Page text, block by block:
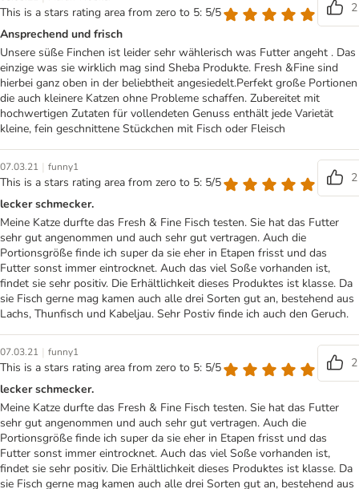
This is a stars rating area from zero to 5: 5/5
2
Ansprechend und frisch
Unsere süße Finchen ist leider sehr wählerisch was Futter angeht . Das
einzige was sie wirklich mag sind Sheba Produkte. Fresh &Fine sind
hierbei ganz oben in der beliebtheit angesiedelt.Perfekt große Portionen
die auch kleinere Katzen ohne Probleme schaffen. Zubereitet mit
hochwertigen Zutaten für vollendeten Genuss enthält jede Varietät
kleine, fein geschnittene Stückchen mit Fisch oder Fleisch
07.03.21 | funny1
This is a stars rating area from zero to 5: 5/5
2
lecker schmecker.
Meine Katze durfte das Fresh & Fine Fisch testen. Sie hat das Futter
sehr gut angenommen und auch sehr gut vertragen. Auch die
Portionsgröße finde ich super da sie eher in Etapen frisst und das
Futter sonst immer eintrocknet. Auch das viel Soße vorhanden ist,
findet sie sehr positiv. Die Erhältlichkeit dieses Produktes ist klasse. Da
sie Fisch gerne mag kamen auch alle drei Sorten gut an, bestehend aus
Lachs, Thunfisch und Kabeljau. Sehr Postiv finde ich auch den Geruch.
07.03.21 | funny1
This is a stars rating area from zero to 5: 5/5
2
lecker schmecker.
Meine Katze durfte das Fresh & Fine Fisch testen. Sie hat das Futter
sehr gut angenommen und auch sehr gut vertragen. Auch die
Portionsgröße finde ich super da sie eher in Etapen frisst und das
Futter sonst immer eintrocknet. Auch das viel Soße vorhanden ist,
findet sie sehr positiv. Die Erhältlichkeit dieses Produktes ist klasse. Da
sie Fisch gerne mag kamen auch alle drei Sorten gut an, bestehend aus